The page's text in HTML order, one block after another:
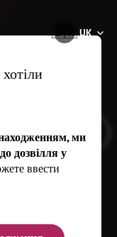
🇺🇦UK
ми
дозвілля у
ввести